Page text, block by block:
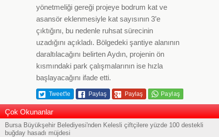
yönetmeliği gereği projeye bodrum kat ve
asansör eklenmesiyle kat sayısının 3’e
çıktığını, bu nedenle ruhsat sürecinin
uzadığını açıkladı. Bölgedeki şantiye alanının
daraltılacağını belirten Aydın, projenin ön
kısmındaki park çalışmalarının ise hızla
başlayacağını ifade etti.
Tweet'le Paylaş Paylaş
Çok Okunanlar
Bursa Büyükşehir Belediyesi'nden Kelesli çiftçilere yüzde 100 destekli
buğday hasadı müjdesi